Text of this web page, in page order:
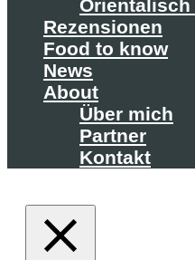
Rezensionen
Food to know
News
About
Über mich
Partner
Kontakt